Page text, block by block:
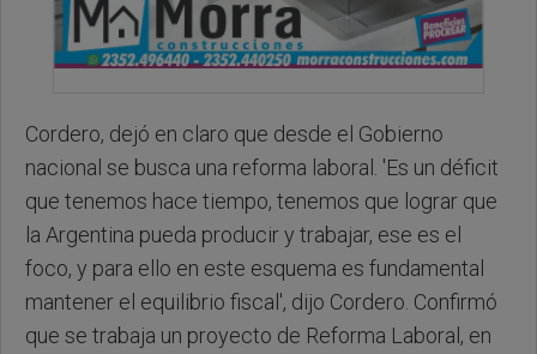
Cordero, dejó en claro que desde el Gobierno
nacional se busca una reforma laboral. 'Es un déficit
que tenemos hace tiempo, tenemos que lograr que
la Argentina pueda producir y trabajar, ese es el
foco, y para ello en este esquema es fundamental
mantener el equilibrio fiscal', dijo Cordero. Confirmó
que se trabaja un proyecto de Reforma Laboral, en